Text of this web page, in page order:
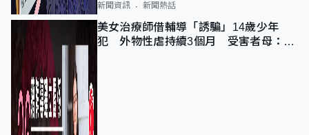
新聞資訊 新聞熱話
美女治療師借輔導「誘騙」14歲少年
犯 外物性虐持續3個月 受害者母：要